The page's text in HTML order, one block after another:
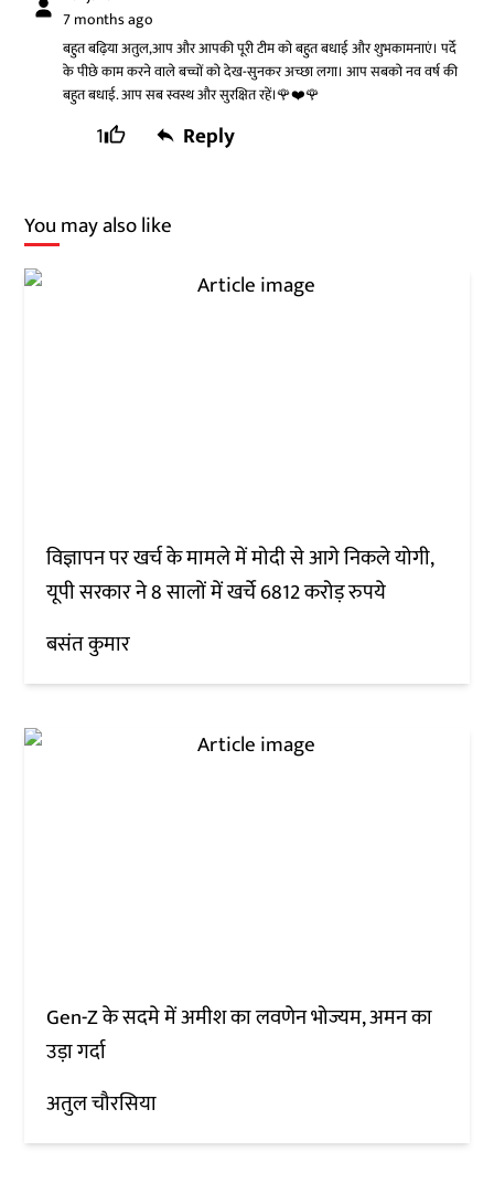
7 months ago
बहुत बढ़िया अतुल,आप और आपकी पूरी टीम को बहुत बधाई और शुभकामनाएं। पर्दे
के पीछे काम करने वाले बच्चों को देख-सुनकर अच्छा लगा। आप सबको नव वर्ष की
बहुत बधाई. आप सब स्वस्थ और सुरक्षित रहें।🌹❤️🌹
1 Reply
You may also like
विज्ञापन पर खर्च के मामले में मोदी से आगे निकले योगी,
यूपी सरकार ने 8 सालों में खर्चे 6812 करोड़ रुपये
बसंत कुमार
Gen-Z के सदमे में अमीश का लवणेन भोज्यम, अमन का
उड़ा गर्दा
अतुल चौरसिया